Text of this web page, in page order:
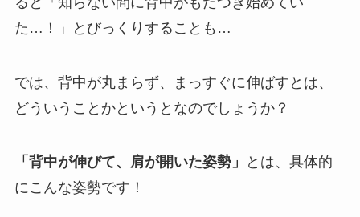
た…！」とびっくりすることも…
では、背中が丸まらず、まっすぐに伸ばすとは、
どういうことかというとなのでしょうか？
「背中が伸びて、肩が開いた姿勢」
とは、具体的
にこんな姿勢です！